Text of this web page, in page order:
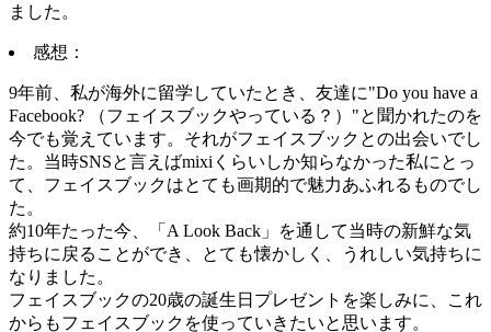
ました。
感想：
9年前、私が海外に留学していたとき、友達に"Do you have a
Facebook? （フェイスブックやっている？）"と聞かれたのを
今でも覚えています。それがフェイスブックとの出会いでし
た。当時SNSと言えばmixiくらいしか知らなかった私にとっ
て、フェイスブックはとても画期的で魅力あふれるものでし
た。
約10年たった今、「A Look Back」を通して当時の新鮮な気
持ちに戻ることができ、とても懐かしく、うれしい気持ちに
なりました。
フェイスブックの20歳の誕生日プレゼントを楽しみに、これ
からもフェイスブックを使っていきたいと思います。